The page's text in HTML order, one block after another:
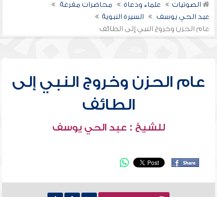
الصوتيات علماء ودعاة
محاضرات مفرغة
عبد الحي يوسف
السيرة النبوية
عام الحزن وخروج النبي إلى الطائف
عام الحزن وخروج النبي إلى
الطائف
للشيخ : عبد الحي يوسف